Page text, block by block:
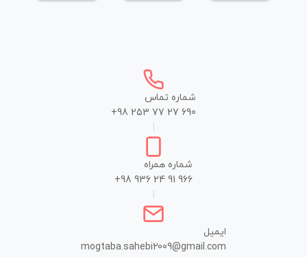
شماره تماس
+98 253 77 27 690
شماره همراه
+98 936 24 91 966
ایمیل
mogtaba.sahebi2009@gmail.com